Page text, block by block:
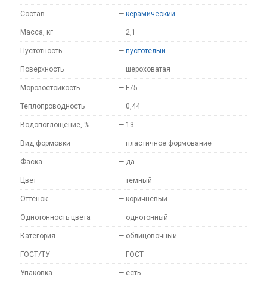
Состав — керамический
Масса, кг — 2,1
Пустотность — пустотелый
Поверхность — шероховатая
Морозостойкость — F75
Теплопроводность — 0,44
Водопоглощение, % — 13
Вид формовки — пластичное формование
Фаска — да
Цвет — темный
Оттенок — коричневый
Однотонность цвета — однотонный
Категория — облицовочный
ГОСТ/ТУ — ГОСТ
Упаковка — есть